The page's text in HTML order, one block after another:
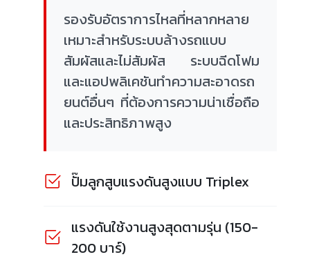
รองรับอัตราการไหลที่หลากหลาย
เหมาะสำหรับระบบล้างรถแบบ
สัมผัสและไม่สัมผัส ระบบฉีดโฟม
และแอปพลิเคชันทำความสะอาดรถ
ยนต์อื่นๆ ที่ต้องการความน่าเชื่อถือ
และประสิทธิภาพสูง
ปั๊มลูกสูบแรงดันสูงแบบ Triplex
แรงดันใช้งานสูงสุดตามรุ่น (150-
200 บาร์)